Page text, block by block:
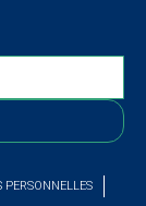
PERSONNELLES